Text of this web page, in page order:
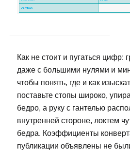
Как не стоит и пугаться цифр:
даже с большими нулями и
чтобы понять, где и как
поставьте стопы широко,
бедро, а руку с гантелью
внутренней стороне, локтем
бедра. Коэффициенты
публикации объявлены не